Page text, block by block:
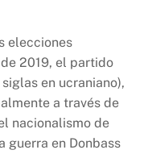
elecciones
2019, el partido
en ucraniano),
a través de
nacionalismo de
guerra en Donbass